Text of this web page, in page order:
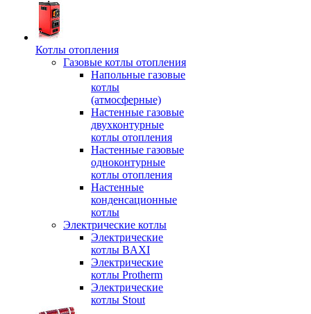
Котлы отопления
Газовые котлы отопления
Напольные газовые
котлы
(атмосферные)
Настенные газовые
двухконтурные
котлы отопления
Настенные газовые
одноконтурные
котлы отопления
Настенные
конденсационные
котлы
Электрические котлы
Электрические
котлы BAXI
Электрические
котлы Protherm
Электрические
котлы Stout